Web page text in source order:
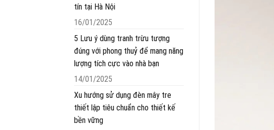
tín tại Hà Nội
16/01/2025
5 Lưu ý dùng tranh trừu tượng
đúng với phong thuỷ để mang năng
lượng tích cực vào nhà bạn
14/01/2025
Xu hướng sử dụng đèn mây tre
thiết lập tiêu chuẩn cho thiết kế
bền vững